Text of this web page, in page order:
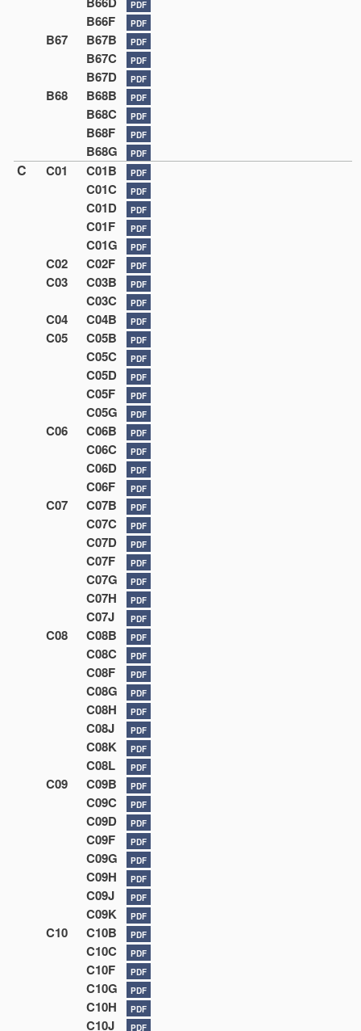
PDF
B66F PDF
B67 B67B PDF
B67C PDF
B67D PDF
B68 B68B PDF
B68C PDF
B68F PDF
B68G PDF
C C01 C01B PDF
C01C PDF
C01D PDF
C01F PDF
C01G PDF
C02 C02F PDF
C03 C03B PDF
C03C PDF
C04 C04B PDF
C05 C05B PDF
C05C PDF
C05D PDF
C05F PDF
C05G PDF
C06 C06B PDF
C06C PDF
C06D PDF
C06F PDF
C07 C07B PDF
C07C PDF
C07D PDF
C07F PDF
C07G PDF
C07H PDF
C07J PDF
C08 C08B PDF
C08C PDF
C08F PDF
C08G PDF
C08H PDF
C08J PDF
C08K PDF
C08L PDF
C09 C09B PDF
C09C PDF
C09D PDF
C09F PDF
C09G PDF
C09H PDF
C09J PDF
C09K PDF
C10 C10B PDF
C10C PDF
C10F PDF
C10G PDF
C10H PDF
C10J PDF